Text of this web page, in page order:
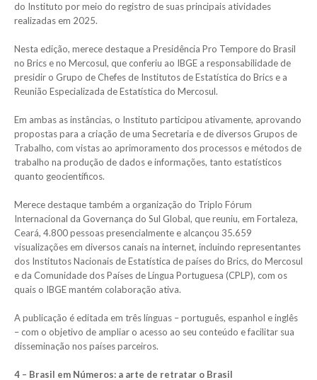
do Instituto por meio do registro de suas principais atividades
realizadas em 2025.
Nesta edição, merece destaque a Presidência Pro Tempore do Brasil
no Brics e no Mercosul, que conferiu ao IBGE a responsabilidade de
presidir o Grupo de Chefes de Institutos de Estatística do Brics e a
Reunião Especializada de Estatística do Mercosul.
Em ambas as instâncias, o Instituto participou ativamente, aprovando
propostas para a criação de uma Secretaria e de diversos Grupos de
Trabalho, com vistas ao aprimoramento dos processos e métodos de
trabalho na produção de dados e informações, tanto estatísticos
quanto geocientíficos.
Merece destaque também a organização do Triplo Fórum
Internacional da Governança do Sul Global, que reuniu, em Fortaleza,
Ceará, 4.800 pessoas presencialmente e alcançou 35.659
visualizações em diversos canais na internet, incluindo representantes
dos Institutos Nacionais de Estatística de países do Brics, do Mercosul
e da Comunidade dos Países de Língua Portuguesa (CPLP), com os
quais o IBGE mantém colaboração ativa.
A publicação é editada em três línguas – português, espanhol e inglês
– com o objetivo de ampliar o acesso ao seu conteúdo e facilitar sua
disseminação nos países parceiros.
4 – Brasil em Números: a arte de retratar o Brasil